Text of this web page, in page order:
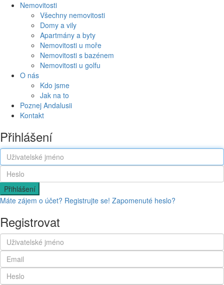
Nemovitosti
Všechny nemovitosti
Domy a vily
Apartmány a byty
Nemovitosti u moře
Nemovitosti s bazénem
Nemovitosti u golfu
O nás
Kdo jsme
Jak na to
Poznej Andalusii
Kontakt
Přihlášení
Přihlášení
Máte zájem o účet? Registrujte se! Zapomenuté heslo?
Registrovat